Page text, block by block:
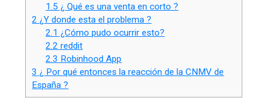
1.5 ¿ Qué es una venta en corto ?
2 ¿Y donde esta el problema ?
2.1 ¿Cómo pudo ocurrir esto?
2.2 reddit
2.3 Robinhood App
3 ¿ Por qué entonces la reacción de la CNMV de
España ?